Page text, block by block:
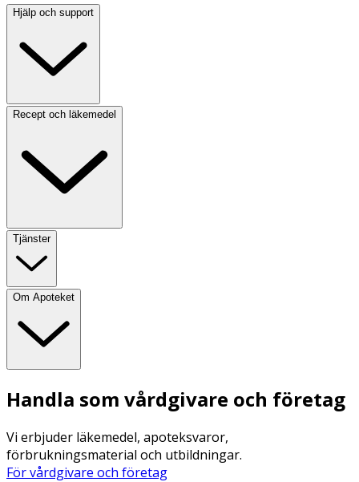
Hjälp och support
Recept och läkemedel
Tjänster
Om Apoteket
Handla som vårdgivare och företag
Vi erbjuder läkemedel, apoteksvaror,
förbrukningsmaterial och utbildningar.
För vårdgivare och företag